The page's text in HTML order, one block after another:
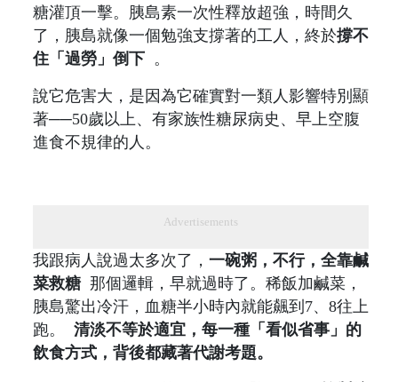
糖灌頂一擊。胰島素一次性釋放超強，時間久
了，胰島就像一個勉強支撐著的工人，終於撐不
住「過勞」倒下 。
說它危害大，是因為它確實對一類人影響特別顯
著──50歲以上、有家族性糖尿病史、早上空腹
進食不規律的人。
Advertisements
我跟病人說過太多次了， 一碗粥，不行，全靠鹹
菜救糖 那個邏輯，早就過時了。稀飯加鹹菜，
胰島驚出冷汗，血糖半小時內就能飆到7、8往上
跑。 清淡不等於適宜，每一種「看似省事」的
飲食方式，背後都藏著代謝考題。